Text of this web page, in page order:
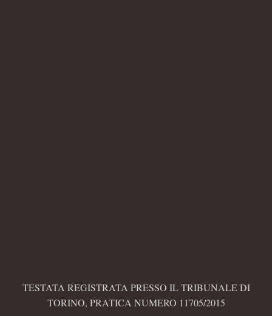
TESTATA REGISTRATA PRESSO IL TRIBUNALE DI
TORINO, PRATICA NUMERO 11705/2015